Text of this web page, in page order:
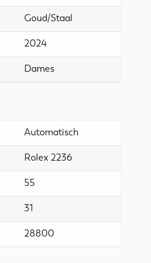
Goud/Staal
2024
Dames
Automatisch
Rolex 2236
55
31
28800